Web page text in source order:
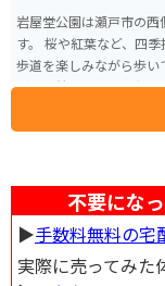
岩屋堂公園は瀬戸市の
す。 桜や紅葉など、四
歩道を楽しみながら歩い
どで到着できます。夜
不要にな
▶︎手数料無料の宅
実際に売ってみた